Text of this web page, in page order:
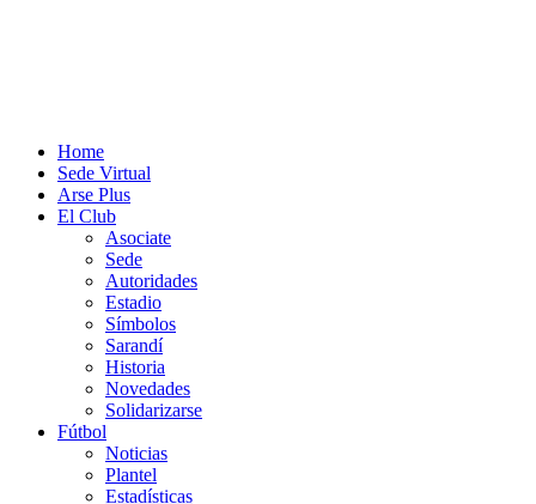
Home
Sede Virtual
Arse Plus
El Club
Asociate
Sede
Autoridades
Estadio
Símbolos
Sarandí
Historia
Novedades
Solidarizarse
Fútbol
Noticias
Plantel
Estadísticas